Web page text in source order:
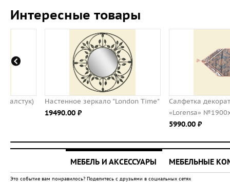
Интересные товары
Настенное зеркало "London Time"
19490.00 ⃏
Салфетка декоративная
«Lorensa» №1900х450
5990.00 ⃏
МЕБЕЛЬ И АКСЕССУАРЫ МЕБЕЛЬНЫЕ
Это событие вам понравилось? Поделитесь с друзьями в социальных сетях